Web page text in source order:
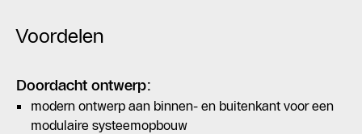
Voordelen
Doordacht ontwerp:
modern ontwerp aan binnen- en buitenkant voor een
modulaire systeemopbouw